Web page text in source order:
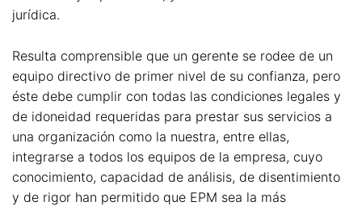
jurídica.
Resulta comprensible que un gerente se rodee de un
equipo directivo de primer nivel de su confianza, pero
éste debe cumplir con todas las condiciones legales y
de idoneidad requeridas para prestar sus servicios a
una organización como la nuestra, entre ellas,
integrarse a todos los equipos de la empresa, cuyo
conocimiento, capacidad de análisis, de disentimiento
y de rigor han permitido que EPM sea la más